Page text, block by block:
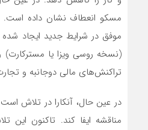
مسکو انعطاف نشان داده است.
(نسخه روسی ویزا یا مسترکارت)
تراکنش‌های مالی دوجانبه و
در عین حال، آنکارا در تلاش
مناقشه ایفا کند. تاکنون این